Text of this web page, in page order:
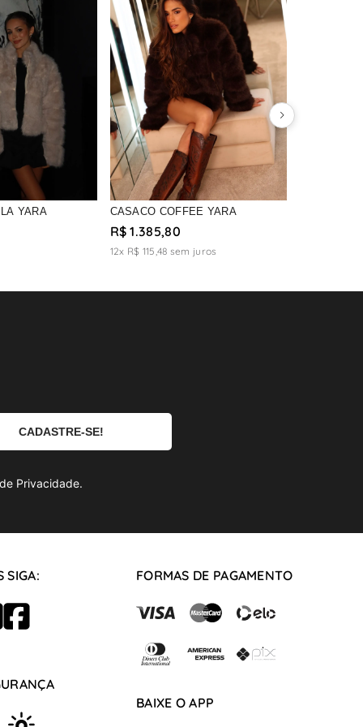
YARA CASACO COFFEE YARA
R$ 1.385,80
12x R$ 115,48 sem juros
Privacidade.
SIGA: FORMAS DE PAGAMENTO
BAIXE O APP